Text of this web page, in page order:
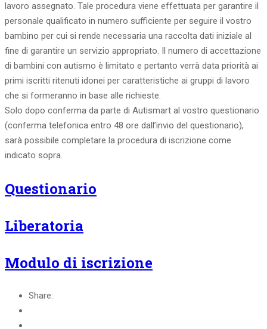
lavoro assegnato. Tale procedura viene effettuata per garantire il
personale qualificato in numero sufficiente per seguire il vostro
bambino per cui si rende necessaria una raccolta dati iniziale al
fine di garantire un servizio appropriato. Il numero di accettazione
di bambini con autismo è limitato e pertanto verrà data priorità ai
primi iscritti ritenuti idonei per caratteristiche ai gruppi di lavoro
che si formeranno in base alle richieste.
Solo dopo conferma da parte di Autismart al vostro questionario
(conferma telefonica entro 48 ore dall’invio del questionario),
sarà possibile completare la procedura di iscrizione come
indicato sopra.
Questionario
Liberatoria
Modulo di iscrizione
Share: